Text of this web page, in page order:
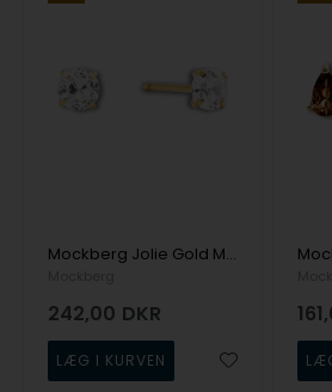
Mockberg Jolie Gold Med. Stud White Ørering
242,00 DKR